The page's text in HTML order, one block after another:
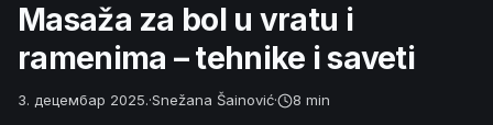
Masaža za bol u vratu i
ramenima – tehnike i saveti
3. децембар 2025.·Snežana Šainović· 8 min